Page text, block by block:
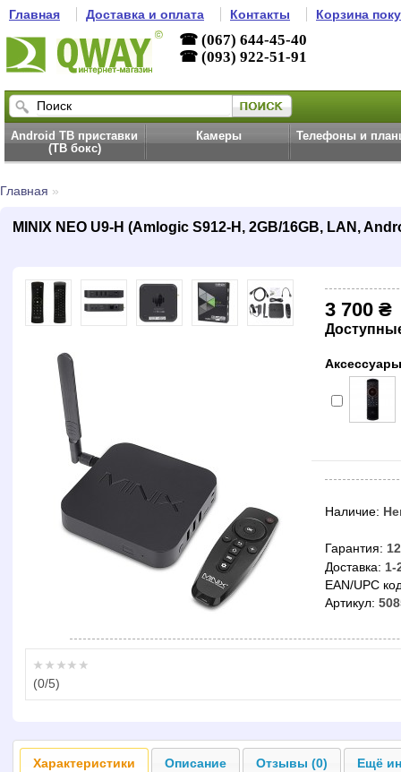
Главная Доставка и оплата Контакты Корзина
☎ (067) 644-45-40
☎ (093) 922-51-91
Android ТВ приставки
(ТВ бокс)
Камеры Телефоны и
Главная »
MINIX NEO U9-H (Amlogic S912-H, 2GB/16GB, LAN,
3 700 ₴
Наличие:
Гарантия:
Доставка: 1-
EAN/UPC
Артикул:
(0/5)
Характеристики Описание Отзывы (0) Ещё